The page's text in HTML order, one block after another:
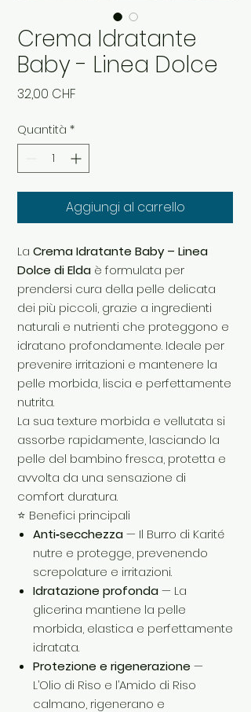
Crema Idratante
Baby - Linea Dolce
32,00 CHF
Quantità *
Aggiungi al carrello
La Crema Idratante Baby – Linea
Dolce di Elda è formulata per
prendersi cura della pelle delicata
dei più piccoli, grazie a ingredienti
naturali e nutrienti che proteggono e
idratano profondamente. Ideale per
prevenire irritazioni e mantenere la
pelle morbida, liscia e perfettamente
nutrita.
La sua texture morbida e vellutata si
assorbe rapidamente, lasciando la
pelle del bambino fresca, protetta e
avvolta da una sensazione di
comfort duratura.
⭐ Benefici principali
Anti‑secchezza— Il Burro di Karité
nutre e protegge, prevenendo
screpolature e irritazioni.
Idratazione profonda— La
glicerina mantiene la pelle
morbida, elastica e perfettamente
idratata.
Protezione e rigenerazione —
L’Olio di Riso e l’Amido di Riso
calmano, rigenerano e